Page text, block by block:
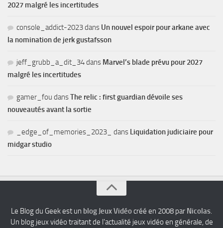
2027 malgré les incertitudes
console_addict-2023dans Un nouvel espoir pour arkane avec
la nomination de jerk gustafsson
jeff_grubb_a_dit_34dans Marvel’s blade prévu pour 2027
malgré les incertitudes
gamer_fou dansThe relic : first guardian dévoile ses
nouveautés avant la sortie
_edge_of_memories_2023_ dans Liquidation judiciaire pour
midgar studio
Le Blog du Geek est un blog Jeux Vidéocréé en 2008 par Nicolas.
Un blog jeux vidéo traitant de l'actualité jeux vidéo en générale, de